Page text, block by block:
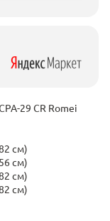
29 CR Romei
см)
см)
см)
см)